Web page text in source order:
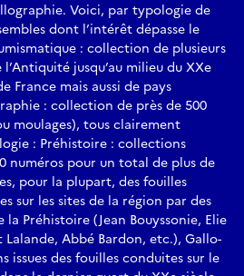
Voici, par typologie de
dont l’intérêt dépasse le
: collection de plusieurs
jusqu’au milieu du XXe
France mais aussi de pays
: collection de près de 500
moulages), tous clairement
: Préhistoire : collections
numéros pour un total de plus de
pour la plupart, des fouilles
sur les sites de la région par des
la Préhistoire (Jean Bouyssonie, Elie
Lalande, Abbé Bardon, etc.), Gallo-
issues des fouilles conduites sur le